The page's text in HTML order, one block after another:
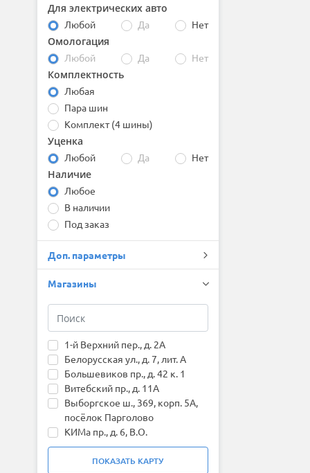
Double Coin
DoubleStar
Dunlop
Duraturn
Dynamo
Evergreen
Falken
Firemax
Formula
Fortune
Forward
Fronway
General (by Continental)
Gislaved
Goodyear
Gripmax
GT Radial
Hankook
Headway
HiFly
HiLO
Ikon (Nokian Tyres)
ILINK
Imperial
Snow PL01
SnowLink PL02
SporteX TH201
TR 968
TR257
TR281
TR645
TR646
TR737
TR797
TR918
TR928
TR978
Trin PL02
Для электрических авто
Любой Да Нет
Омологация
Любой Да Нет
Комплектность
Любая
Пара шин
Комплект (4 шины)
Уценка
Любой Да Нет
Наличие
Любое
В наличии
Под заказ
Доп. параметры
Магазины
1-й Верхний пер., д. 2А
Белорусская ул., д. 7, лит. А
Большевиков пр., д. 42 к. 1
Витебский пр., д. 11А
Выборгское ш., 369, корп. 5А,
посёлок Парголово
КИМа пр., д. 6, В.О.
Народного Ополчения пр., д.
ПОКАЗАТЬ КАРТУ